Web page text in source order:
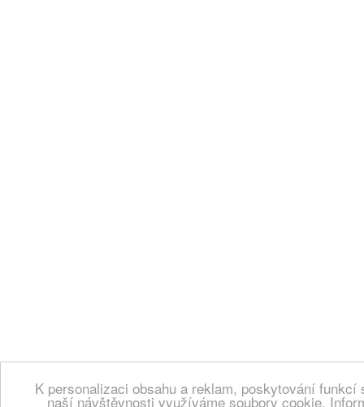
K personalizaci obsahu a reklam, poskytování
naší návštěvnosti využíváme soubory cookie.